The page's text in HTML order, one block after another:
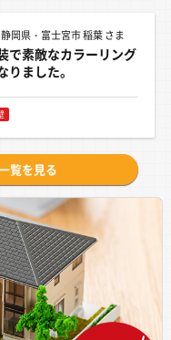
変丁寧に対応しても
満足しており、長期
心して知人に紹介で
いただき、とても親
おります。また何か
たいと思います。
静岡県・富士宮市 稲葉 さま
で素敵なカラーリング
りました。
覧を見る